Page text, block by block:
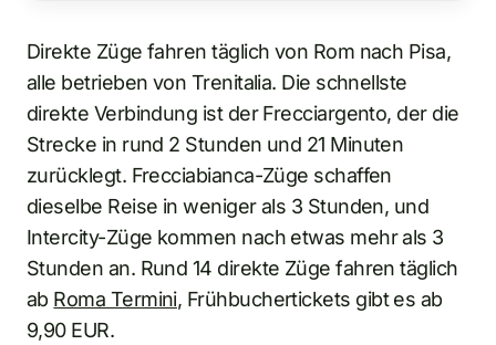
Direkte Züge fahren täglich von Rom nach Pisa,
alle betrieben von Trenitalia. Die schnellste
direkte Verbindung ist der Frecciargento, der die
Strecke in rund 2 Stunden und 21 Minuten
zurücklegt. Frecciabianca-Züge schaffen
dieselbe Reise in weniger als 3 Stunden, und
Intercity-Züge kommen nach etwas mehr als 3
Stunden an. Rund 14 direkte Züge fahren täglich
ab Roma Termini, Frühbuchertickets gibt es ab
9,90 EUR.